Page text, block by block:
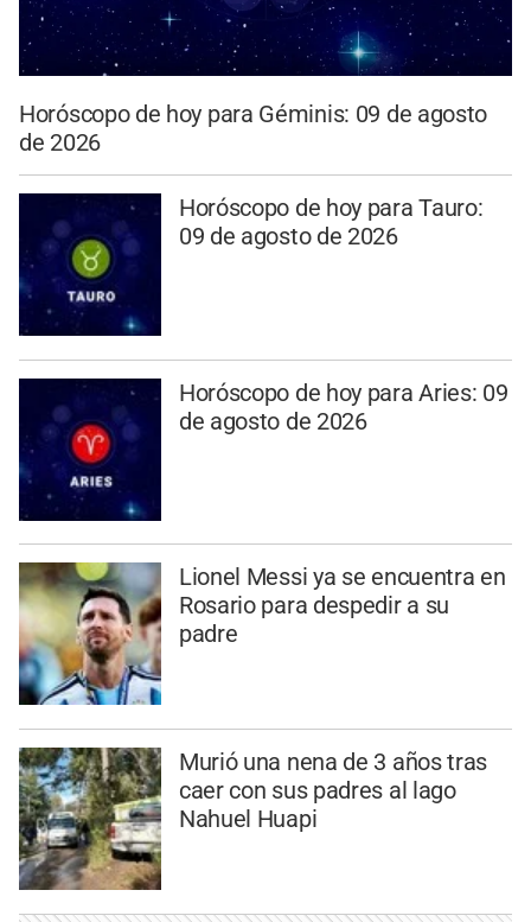
Horóscopo de hoy para Géminis: 09 de agosto
de 2026
Horóscopo de hoy para Tauro:
09 de agosto de 2026
Horóscopo de hoy para Aries: 09
de agosto de 2026
Lionel Messi ya se encuentra en
Rosario para despedir a su
padre
Murió una nena de 3 años tras
caer con sus padres al lago
Nahuel Huapi